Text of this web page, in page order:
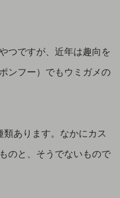
つですが、近年は趣向を
ンフー）でもウミガメの
あります。なかにカス
のと、そうでないもので